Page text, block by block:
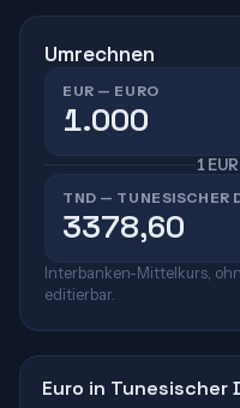
Umrechnen
EUR — EURO
1
TND — TUNESISCHER
Interbanken-Mittelkurs,
editierbar.
Euro in Tunesischer